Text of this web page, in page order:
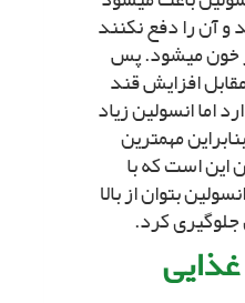
و آن را دفع نکنند
خون مى‏شود. پس
افزایش قند
اما انسولین زیاد
مهم‏ترین
این است که با
بتوان از بالا
جلوگیرى کرد.